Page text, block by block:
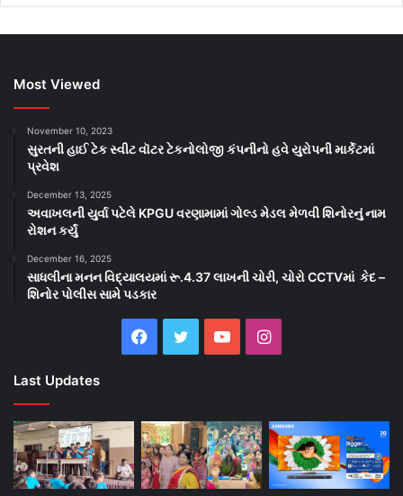
Most Viewed
November 10, 2023
સુરતની હાઈ ટેક સ્વીટ વૉટર ટેકનોલોજી કંપનીનો હવે યુરોપની માર્કેટમાં
પ્રવેશ
December 13, 2025
અવાખલની યુર્વા પટેલે KPGU વરણામામાં ગોલ્ડ મેડલ મેળવી શિનોરનું નામ
રોશન કર્યું
December 16, 2025
સાધલીના મનન વિદ્યાલયમાં રૂ.4.37 લાખની ચોરી, ચોરો CCTVમાં કેદ –
શિનોર પોલીસ સામે પડકાર
Facebook
Twitter YouTubeInstagram
Last Updates